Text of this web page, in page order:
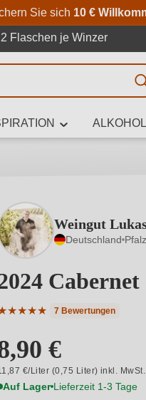
Hauptinhalt springen
Suche springen
Hauptnavigation
Sie sich 10 €
Flaschen je Winzer
Weingut
Deutschland Pfalz
★★★★
Durchschnittliche Bewertung
7 Bewertungen
€
€/Liter (0,75 Liter) inkl.
Auf Lager Lieferzeit 1-3 Tage
nach Geschmack, Anlass,
anderen Kriterien.